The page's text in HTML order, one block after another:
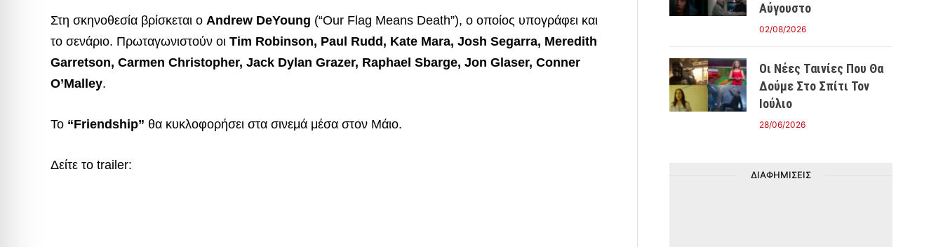
Στη σκηνοθεσία βρίσκεται ο Andrew DeYoung (“Our Flag Means Death”), ο οποίος υπογράφει και
το σενάριο. Πρωταγωνιστούν οι Tim Robinson, Paul Rudd, Kate Mara, Josh Segarra, Meredith
Garretson, Carmen Christopher, Jack Dylan Grazer, Raphael Sbarge, Jon Glaser, Conner
O’Malley.
Το “Friendship” θα κυκλοφορήσει στα σινεμά μέσα στον Μάιο.
Δείτε το trailer:
Αύγουστο
02/08/2026
Οι Νέες Ταινίες Που Θα
Δούμε Στο Σπίτι Τον
Ιούλιο
28/06/2026
ΔΙΑΦΗΜΙΣΕΙΣ